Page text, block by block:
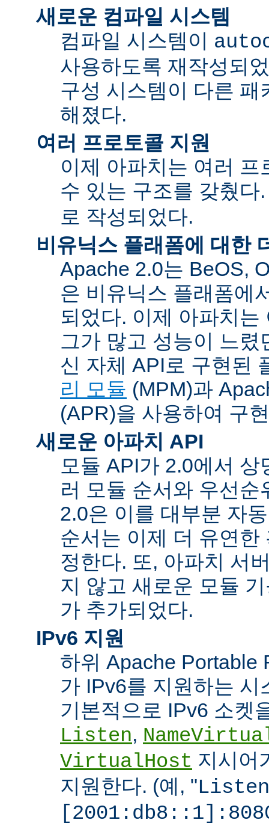
새로운 컴파일 시스템
컴파일 시스템이
사용하도록 재작성되
구성 시스템이 다른 패
해졌다.
여러 프로토콜 지원
이제 아파치는 여러
수 있는 구조를 갖췄
로 작성되었다.
비유닉스 플래폼에 대한
Apache 2.0는 BeOS,
은 비유닉스 플래폼에
되었다. 이제 아파치
그가 많고 성능이 느
신 자체 API로 구현된
리 모듈 (MPM)과
(APR)을 사용하여 구
새로운 아파치 API
모듈 API가 2.0에서
러 모듈 순서와 우선
2.0은 이를 대부분 자
순서는 이제 더 유연한
정한다. 또, 아파치 서
지 않고 새로운 모듈
가 추가되었다.
IPv6 지원
하위 Apache Portable
가 IPv6를 지원하는 시
기본적으로 IPv6 소켓
Listen,
VirtualHost 지시어
지원한다. (예, "Listen